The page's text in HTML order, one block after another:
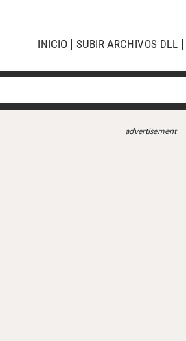
INICIO SUBIR ARCHIVOS DLL
advertisement